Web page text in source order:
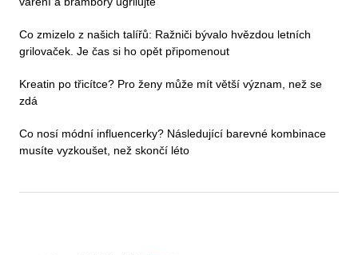
Co zmizelo z našich talířů: Ražniči bývalo hvězdou letních
grilovaček. Je čas si ho opět připomenout
Kreatin po třicítce? Pro ženy může mít větší význam, než se
zdá
Co nosí módní influencerky? Následující barevné kombinace
musíte vyzkoušet, než skončí léto